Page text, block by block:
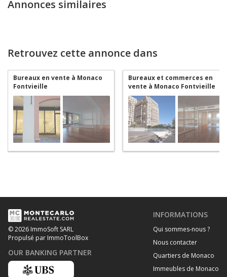
Annonces similaires
Retrouvez cette annonce dans
Bureaux en vente à Monaco
Fontvieille
Bureaux et commerces en
vente à Monaco Fontvieille
© 2026 ImmoSoft SARL
Propulsé par ImmoToolBox
OUR BANKING PARTNER
INFORMATIONS
Qui sommes-nous ?
Nous contacter
Quartiers de Monaco
Immeubles de Monaco